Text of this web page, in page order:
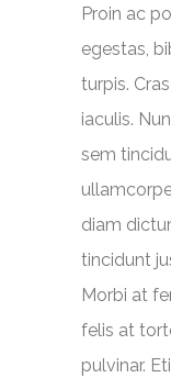
Proin ac
egestas,
turpis.
iaculis.
sem
diam
tincidunt
Morbi at
felis at
pulvinar.